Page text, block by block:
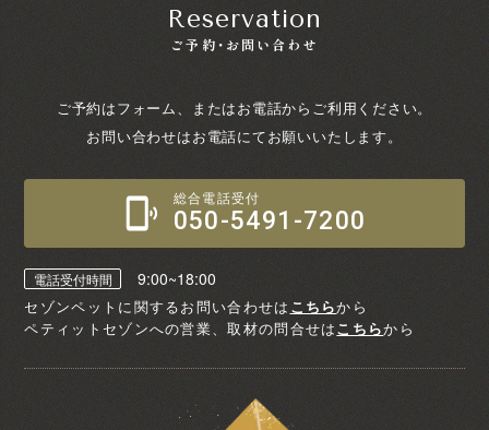
Reservation
ご予約・お問い合わせ
ご予約はフォーム、またはお電話からご利用ください。
お問い合わせはお電話にてお願いいたします。
総合電話受付
050-5491-7200
電話受付時間 9:00~18:00
セゾンペットに関するお問い合わせは こちらから
ペティットセゾンへの営業、取材の問合せはこちらから